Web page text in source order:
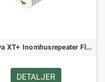
Thuraya XT+ Inomhusrepeater Flerkanalig
DETALJER